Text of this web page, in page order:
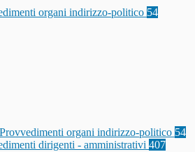
organi indirizzo-politico 54
Provvedimenti organi indirizzo-politico 54
dirigenti - amministrativi 407